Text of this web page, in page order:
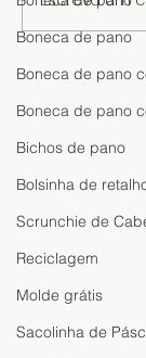
Boneca de pano
Boneca de pano
Boneca de pano
Bichos de pano
Bolsinha de
Scrunchie de
Reciclagem
Molde grátis
Sacolinha de
Fazer:
Passo e
Lucrar